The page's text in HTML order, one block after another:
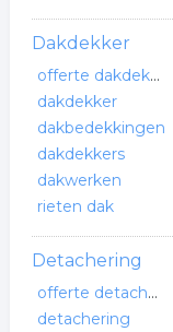
Dakdekker
offerte dakdekker
dakdekker
dakbedekkingen
dakdekkers
dakwerken
rieten dak
Detachering
offerte detachering
detachering